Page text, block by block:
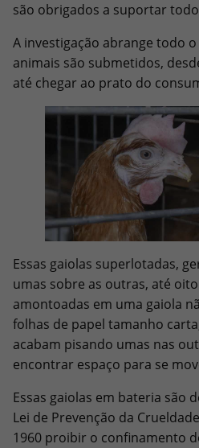
são obrigados a suportar
A investigação abrange todo
animais são submetidos,
até chegar ao prato do
Essas gaiolas superlotadas,
umas sobre as outras, até
amontoadas em uma gaiola
folhas de papel tamanho
acabam pisando umas nas
encontrar espaço para se
Essas gaiolas em bateria são
Lei de Prevenção da
1960 proibir o confinamento